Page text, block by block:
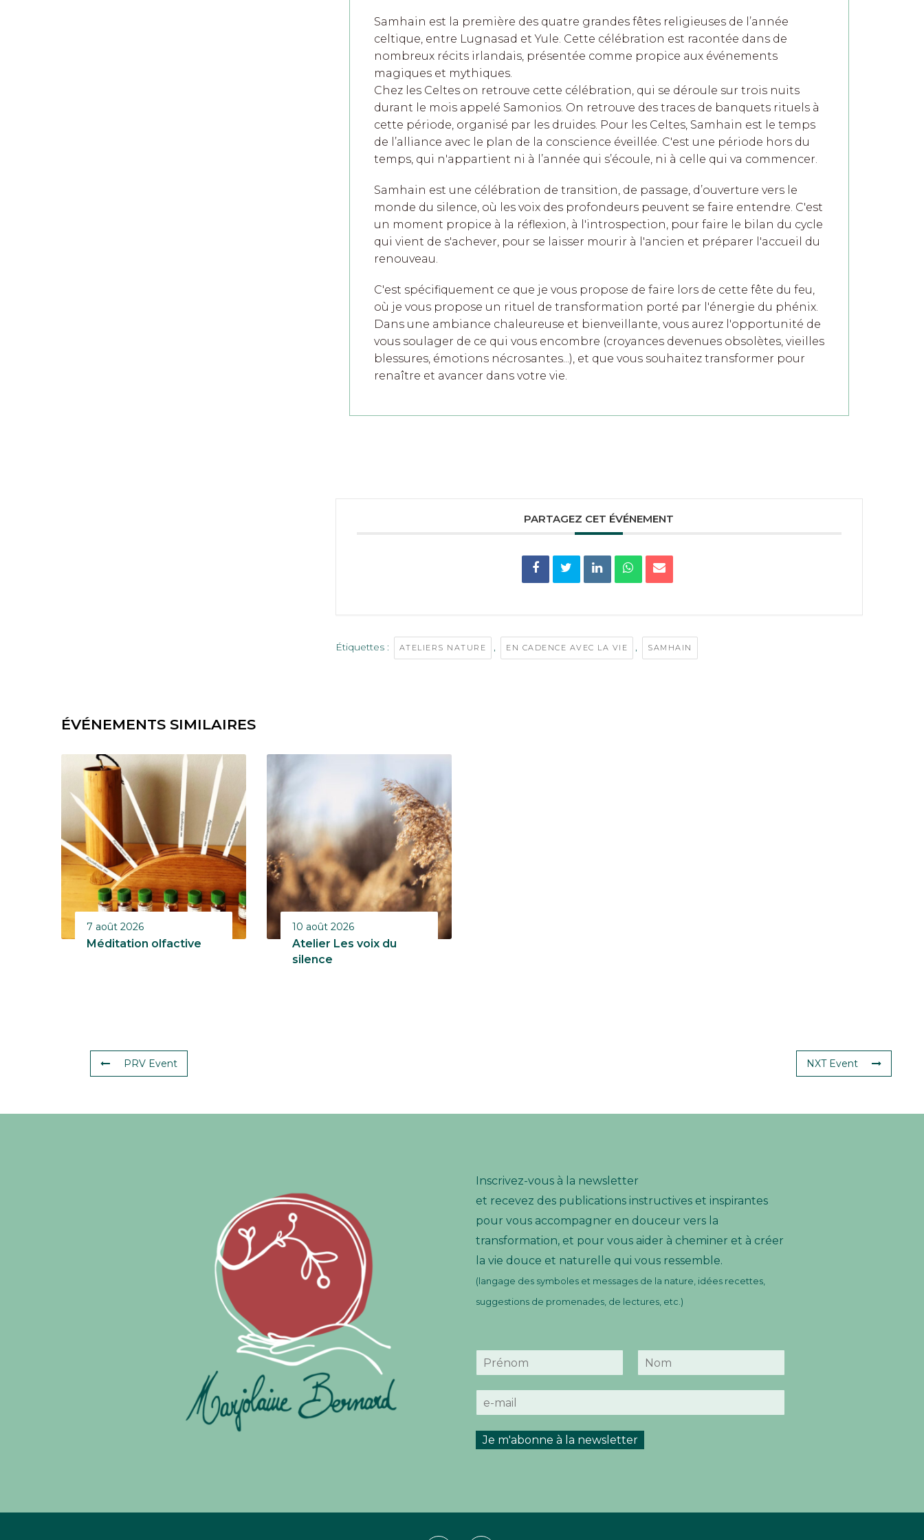
Samhain est la première des quatre grandes fêtes religieuses de l’année
celtique, entre Lugnasad et Yule. Cette célébration est racontée dans de
nombreux récits irlandais, présentée comme propice aux événements
magiques et mythiques.
Chez les Celtes on retrouve cette célébration, qui se déroule sur trois nuits
durant le mois appelé Samonios. On retrouve des traces de banquets rituels à
cette période, organisé par les druides. Pour les Celtes, Samhain est le temps
de l’alliance avec le plan de la conscience éveillée. C'est une période hors du
temps, qui n'appartient ni à l’année qui s’écoule, ni à celle qui va commencer.
Samhain est une célébration de transition, de passage, d’ouverture vers le
monde du silence, où les voix des profondeurs peuvent se faire entendre. C'est
un moment propice à la réflexion, à l'introspection, pour faire le bilan du cycle
qui vient de s'achever, pour se laisser mourir à l'ancien et préparer l'accueil du
renouveau.
C'est spécifiquement ce que je vous propose de faire lors de cette fête du feu,
où je vous propose un rituel de transformation porté par l'énergie du phénix.
Dans une ambiance chaleureuse et bienveillante, vous aurez l'opportunité de
vous soulager de ce qui vous encombre (croyances devenues obsolètes, vieilles
blessures, émotions nécrosantes...), et que vous souhaitez transformer pour
renaître et avancer dans votre vie.
PARTAGEZ CET ÉVÉNEMENT
Étiquettes : ATELIERS NATURE , EN CADENCE AVEC LA VIE , SAMHAIN
ÉVÉNEMENTS SIMILAIRES
7 août 2026
Méditation olfactive
10 août 2026
Atelier Les voix du
silence
PRV Event NXT Event
Inscrivez-vous à la newsletter
et recevez des publications instructives et inspirantes
pour vous accompagner en douceur vers la
transformation, et pour vous aider à cheminer et à créer
la vie douce et naturelle qui vous ressemble.
(langage des symboles et messages de la nature, idées recettes,
suggestions de promenades, de lectures, etc.)
N
r
n
m
o
E
i
Je m'abonne à la newsletter